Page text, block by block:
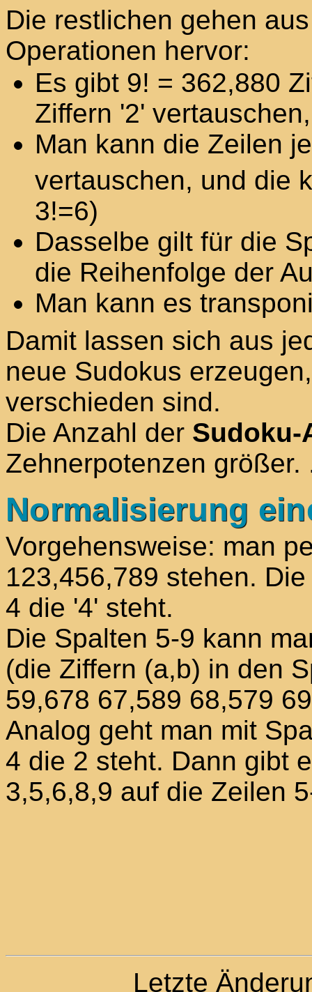
Die restlichen gehen
Operationen hervor:
Es gibt 9! = 362,880
Ziffern '2'
Man kann die Zeilen
vertauschen, und die
3!=6)
Dasselbe gilt für die
die Reihenfolge der
Man kann es
Damit lassen sich aus
neue Sudokus
verschieden sind.
Die Anzahl der Sudoku-
Zehnerpotenzen größer.
Normalisierung
Vorgehensweise: man
123,456,789 stehen.
4 die '4' steht.
Die Spalten 5-9 kann
(die Ziffern (a,b) in den
59,678 67,589 68,579
Analog geht man mit
4 die 2 steht. Dann gibt
3,5,6,8,9 auf die Zeilen
Letzte